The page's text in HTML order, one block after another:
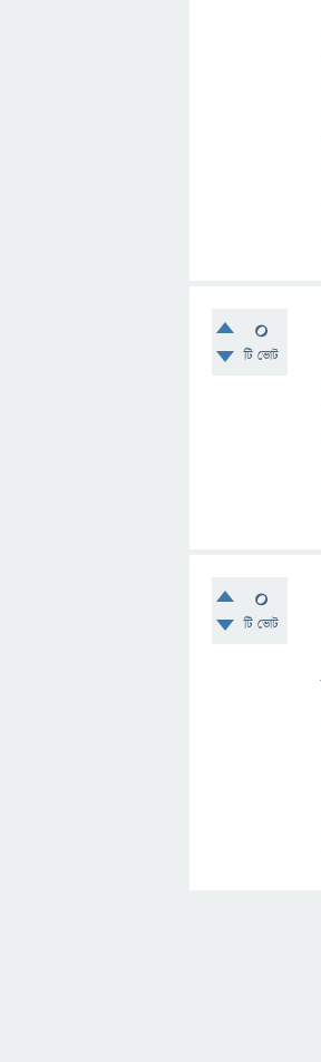
0
টি ভোট
0
টি ভোট